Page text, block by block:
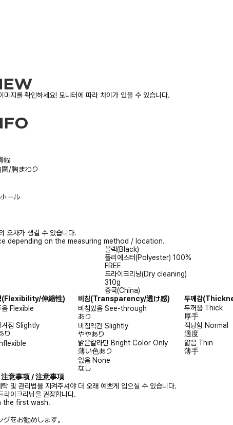
미지를 확인하세요! 모니터에 따라 차이가 있을 수 있습니다.
幅
/胸まわり
ール
오차가 생길 수 있습니다.
depending on the measuring method / location.
블랙(Black)
폴리에스터(Polyester) 100%
FREE
드라이크리닝(Dry cleaning)
310g
중국(China)
(Flexibility/伸縮性) 비침(Transparency/透け感) 두께감
음 Flexible
비침있음 See-through
あり
두꺼움 Thick
厚手
겨짐 Slightly
り
비침약간 Slightly
ややあり
적당함 Normal
適度
밝은칼라만 Bright Color Only
薄い色あり
얇음 Thin
薄手
없음 None
なし
意事项 / 注意事項
및 관리법을 지켜주셔야 더 오래 예쁘게 입으실 수 있습니다.
라이크리닝을 권장합니다.
the first wash.
をお勧めします。